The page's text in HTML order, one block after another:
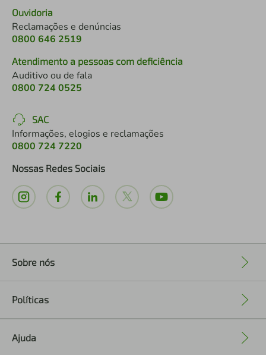
Ouvidoria
Reclamações e denúncias
0800 646 2519
Atendimento a pessoas com deficiência
Auditivo ou de fala
0800 724 0525
SAC
Informações, elogios e reclamações
0800 724 7220
Nossas Redes Sociais
Sobre nós
Políticas
Ajuda